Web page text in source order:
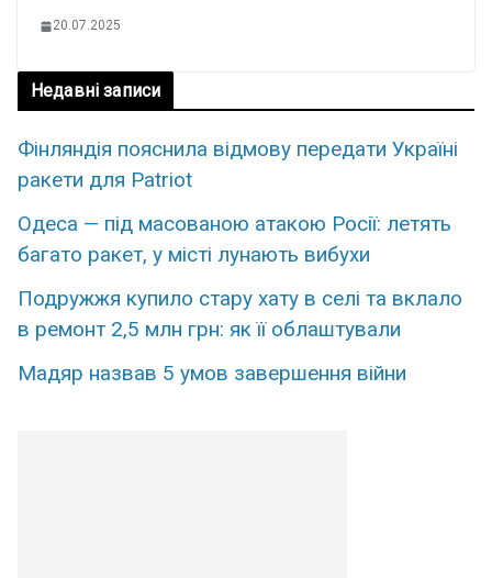
20.07.2025
Недавні записи
Фінляндія пояснила відмову передати Україні
ракети для Patriot
Одеса — під масованою атакою Росії: летять
багато ракет, у місті лунають вибухи
Подружжя купило стару хату в селі та вклало
в ремонт 2,5 млн грн: як її облаштували
Мадяр назвав 5 умов завершення війни